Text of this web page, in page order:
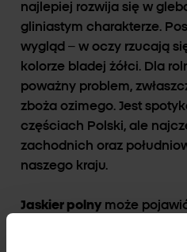
najlepiej rozwija się w
gliniastym charakterze.
wygląd – w oczy rzucają
kolorze bladej żółci. Dla
poważny problem,
zboża ozimego. Jest
częściach Polski, ale
zachodnich oraz
naszego kraju.
Jaskier polny może
niespodziewanie, a
niedostateczna dbałość